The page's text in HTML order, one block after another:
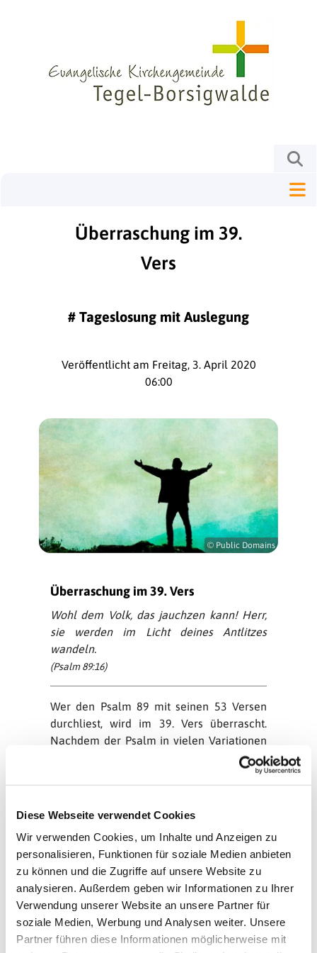
Diese Webseite verwendet Cookies
Wir verwenden Cookies, um Inhalte und Anzeigen zu
personalisieren, Funktionen für soziale Medien anbieten
zu können und die Zugriffe auf unsere Website zu
analysieren. Außerdem geben wir Informationen zu Ihrer
Verwendung unserer Website an unsere Partner für
soziale Medien, Werbung und Analysen weiter. Unsere
Partner führen diese Informationen möglicherweise mit
Überraschung im 39.
Vers
# Tageslosung mit Auslegung
Veröffentlicht am Freitag, 3. April 2020
06:00
© Public Domains
Überraschung im 39. Vers
Wohl dem Volk, das jauchzen kann! Herr,
sie werden im Licht deines Antlitzes
wandeln.
(Psalm 89:16)
Wer den Psalm 89 mit seinen 53 Versen
durchliest, wird im 39. Vers überrascht.
Nachdem der Psalm in vielen Variationen
Gott gelobt hat für seine Treue zu seinem
Volk Israel, ist plötzlich davon die Rede,
zerbrochen“ hat.
Das finden wir in vielen Psalmen: das Lob
Gottes und das Klagen über sein Ferne
sein stehen oft scheinbar ohne Übergang
gleichberechtigt nebeneinander. Auch im
Psalm 89 spricht einer, der Schlimmes
erlebt, einer, der auch schon an Gott
gezweifelt hat.